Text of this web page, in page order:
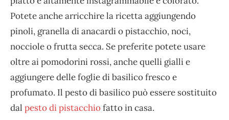
Potete anche arricchire la ricetta aggiungendo
pinoli, granella di anacardi o pistacchio, noci,
nocciole o frutta secca. Se preferite potete usare
oltre ai pomodorini rossi, anche quelli gialli e
aggiungere delle foglie di basilico fresco e
profumato. Il pesto di basilico può essere sostituito
dal pesto di pistacchiofatto in casa.